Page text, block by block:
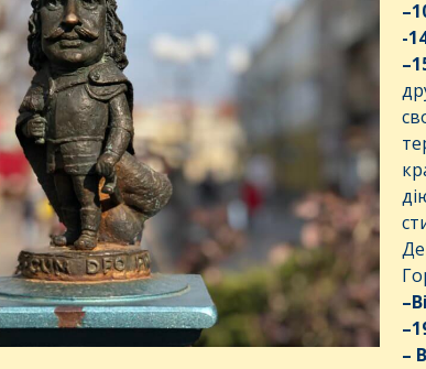
–
-1
–
–
–
–